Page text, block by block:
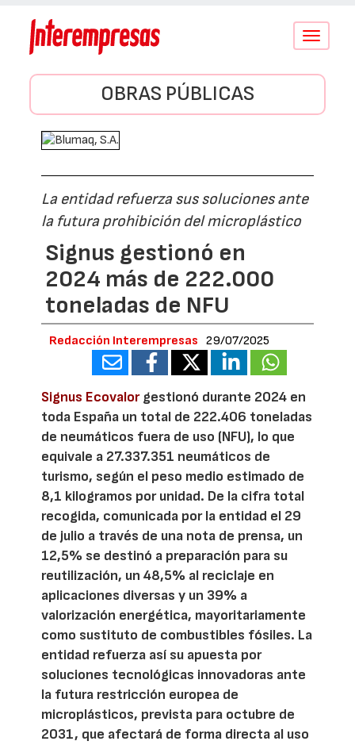
Conmutar
OBRAS PÚBLICAS
La entidad refuerza sus soluciones ante
la futura prohibición del microplástico
Signus gestionó en
2024 más de 222.000
toneladas de NFU
Redacción Interempresas 29/07/2025
Signus Ecovalorgestionó durante 2024 en
toda España un total de 222.406 toneladas
de neumáticos fuera de uso (NFU), lo que
equivale a 27.337.351 neumáticos de
turismo, según el peso medio estimado de
8,1 kilogramos por unidad. De la cifra total
recogida, comunicada por la entidad el 29
de julio a través de una nota de prensa, un
12,5% se destinó a preparación para su
reutilización, un 48,5% al reciclaje en
aplicaciones diversas y un 39% a
valorización energética, mayoritariamente
como sustituto de combustibles fósiles. La
entidad refuerza así su apuesta por
soluciones tecnológicas innovadoras ante
la futura restricción europea de
microplásticos, prevista para octubre de
2031, que afectará de forma directa al uso